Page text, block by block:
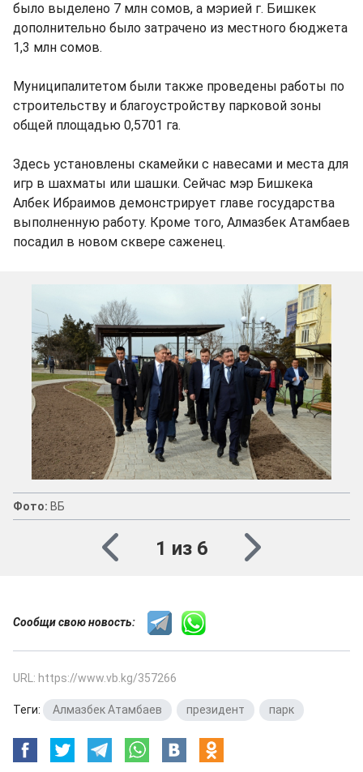
было выделено 7 млн сомов, а мэрией г. Бишкек
дополнительно было затрачено из местного бюджета
1,3 млн сомов.
Муниципалитетом были также проведены работы по
строительству и благоустройству парковой зоны
общей площадью 0,5701 га.
Здесь установлены скамейки с навесами и места для
игр в шахматы или шашки. Сейчас мэр Бишкека
Албек Ибраимов демонстрирует главе государства
выполненную работу. Кроме того, Алмазбек Атамбаев
посадил в новом сквере саженец.
Фото: ВБ
1 из 6
Сообщи свою новость:
URL: https://www.vb.kg/357266
Теги: Алмазбек Атамбаев президент парк